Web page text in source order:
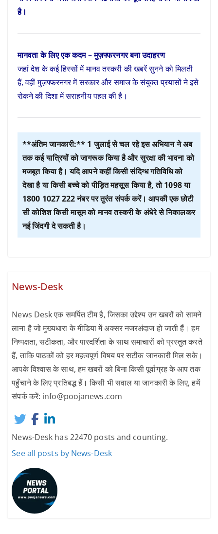
है।
मानवता के लिए एक कदम – मुज़फ्फरनगर बना उदाहरण
जहां देश के कई हिस्सों में मानव तस्करी की खबरें सुनने को मिलती
हैं, वहीं मुज़फ्फरनगर में सरकार और समाज के संयुक्त प्रयासों ने इसे
रोकने की दिशा में सराहनीय पहल की है।
**अंतिम जानकारी:** 1 जुलाई से चल रहे इस अभियान ने अब
तक कई यात्रियों को जागरूक किया है और सुरक्षा की भावना को
मजबूत किया है। यदि आपने कहीं किसी संदिग्ध गतिविधि को
देखा है या किसी बच्चे को पीड़ित महसूस किया है, तो 1098 या
1800 1027 222 नंबर पर तुरंत संपर्क करें। आपकी एक छोटी
सी कोशिश किसी मासूम को मानव तस्करी के अंधेरे से निकालकर
नई जिंदगी दे सकती है।
News-Desk
News Desk एक समर्पित टीम है, जिसका उद्देश्य उन खबरों को सामने
लाना है जो मुख्यधारा के मीडिया में अक्सर नजरअंदाज हो जाती हैं। हम
निष्पक्षता, सटीकता, और पारदर्शिता के साथ समाचारों को प्रस्तुत करते
हैं, ताकि पाठकों को हर महत्वपूर्ण विषय पर सटीक जानकारी मिल सके।
आपके विश्वास के साथ, हम खबरों को बिना किसी पूर्वाग्रह के आप तक
पहुँचाने के लिए प्रतिबद्ध हैं। किसी भी सवाल या जानकारी के लिए, हमें
संपर्क करें: info@poojanews.com
News-Desk has 22470 posts and counting.
See all posts by News-Desk